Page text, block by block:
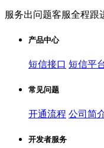
服务出问题客服全程跟
产品中心
短信接口 短信平
常见问题
开通流程 公司简
开发者服务